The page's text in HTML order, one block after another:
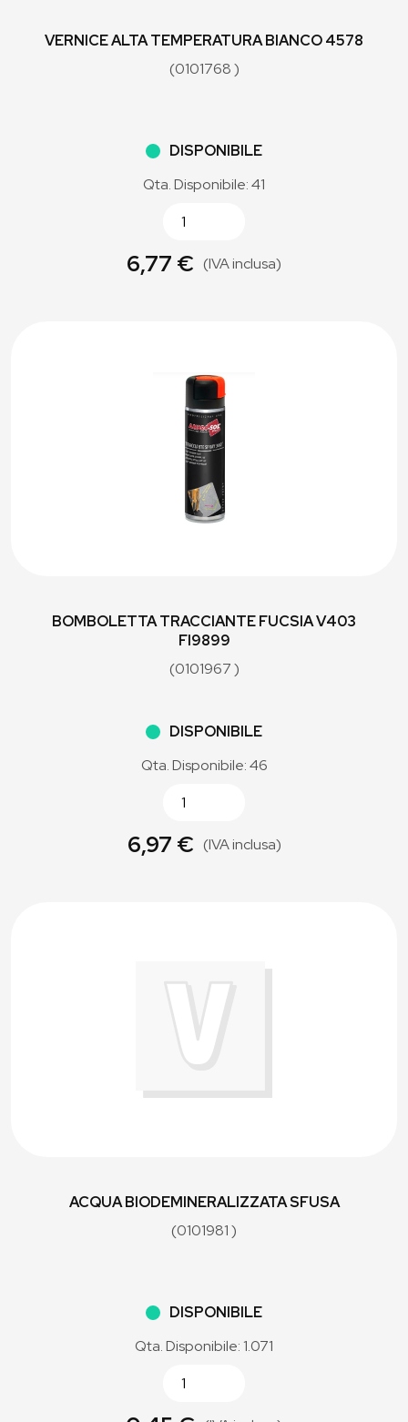
VERNICE ALTA TEMPERATURA BIANCO 4578
(0101768 )
DISPONIBILE
Qta. Disponibile: 41
6,77 € (IVA inclusa)
BOMBOLETTA TRACCIANTE FUCSIA V403
FI9899
(0101967 )
DISPONIBILE
Qta. Disponibile: 46
6,97 € (IVA inclusa)
ACQUA BIODEMINERALIZZATA SFUSA
(0101981 )
DISPONIBILE
Qta. Disponibile: 1.071